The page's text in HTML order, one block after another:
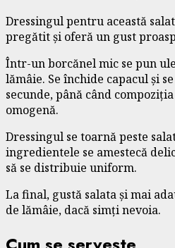
Dressingul pentru această
pregătit și oferă un gust
Într-un borcănel mic se pun
lămâie. Se închide capacul și
secunde, până când
omogenă.
Dressingul se toarnă peste
ingredientele se amestecă
să se distribuie uniform.
La final, gustă salata și mai
de lămâie, dacă simți nevoia.